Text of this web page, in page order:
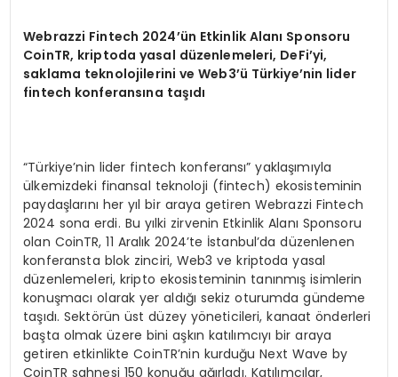
Webrazzi Fintech 2024’ün Etkinlik Alanı Sponsoru
CoinTR, kriptoda yasal düzenlemeleri, DeFi’yi,
saklama teknolojilerini ve Web3’ü Türkiye’nin lider
fintech konferansına taşıdı
“Türkiye’nin lider fintech konferansı” yaklaşımıyla
ülkemizdeki finansal teknoloji (fintech) ekosisteminin
paydaşlarını her yıl bir araya getiren Webrazzi Fintech
2024 sona erdi. Bu yılki zirvenin Etkinlik Alanı Sponsoru
olan CoinTR, 11 Aralık 2024’te İstanbul’da düzenlenen
konferansta blok zinciri, Web3 ve kriptoda yasal
düzenlemeleri, kripto ekosisteminin tanınmış isimlerin
konuşmacı olarak yer aldığı sekiz oturumda gündeme
taşıdı. Sektörün üst düzey yöneticileri, kanaat önderleri
başta olmak üzere bini aşkın katılımcıyı bir araya
getiren etkinlikte CoinTR’nin kurduğu Next Wave by
CoinTR sahnesi 150 konuğu ağırladı. Katılımcılar,